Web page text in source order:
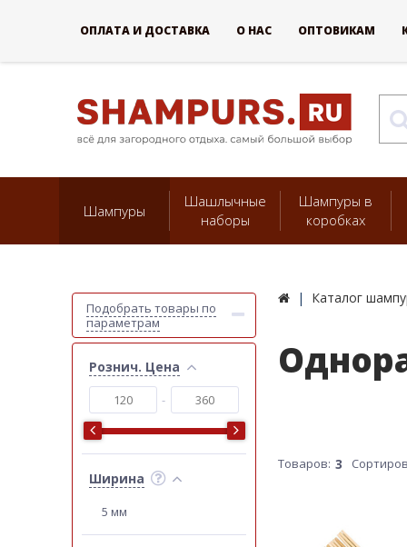
Шампуры
Шашлычные
наборы
Шампуры в
коробках
Подобрать товары по
параметрам
Рознич. Цена
Ширина
5 мм
Каталог
Товаров: 3
ОПЛАТА И ДОСТАВКА О НАС ОПТОВИКАМ